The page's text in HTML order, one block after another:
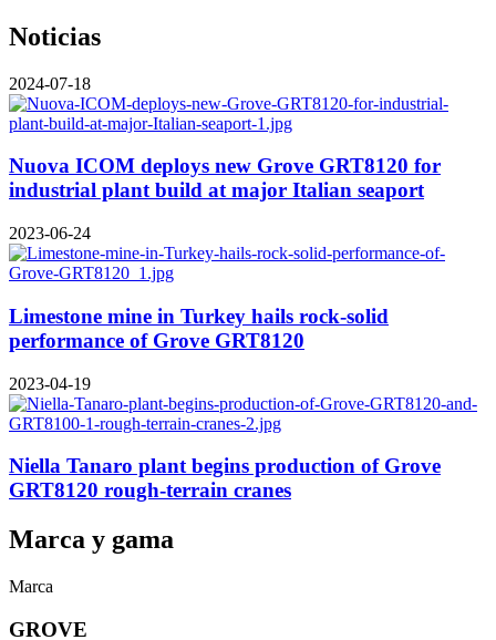
Noticias
2024-07-18
Nuova ICOM deploys new Grove GRT8120 for
industrial plant build at major Italian seaport
2023-06-24
Limestone mine in Turkey hails rock-solid
performance of Grove GRT8120
2023-04-19
Niella Tanaro plant begins production of Grove
GRT8120 rough-terrain cranes
Marca y gama
Marca
GROVE